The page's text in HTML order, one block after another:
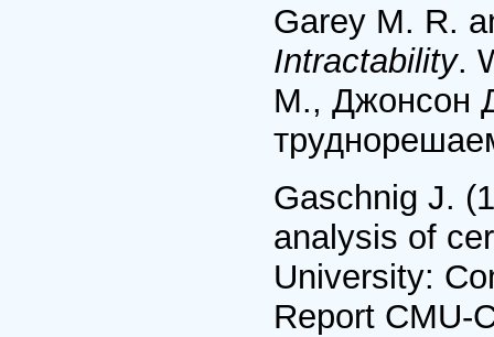
Garey M. R.
Intractability.
M., Джонсон
Gaschnig J.
analysis of
University:
Report CMU-